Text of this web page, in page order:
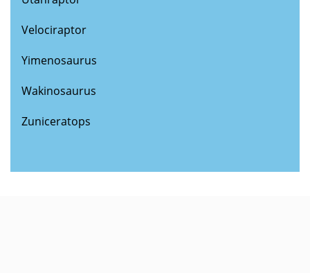
Velociraptor
Yimenosaurus
Wakinosaurus
Zuniceratops